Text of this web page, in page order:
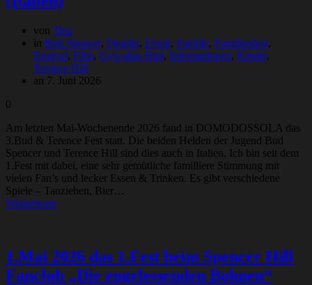
von Tina
in Bud Spencer, Double, Event, Familie, Familienfest,
Festival, Film, Gysi alias Bud, Informationen, Kinder,
Terence Hill
an 7. Juni 2026
0
Am letzten Mai-Wochenende 2026 fand in DOMODOSSOLA das
3.Bud & Terence Fest statt. Die beiden Helden der Jugend Bud
Spencer und Terence Hill sind dies auch in Italien. Ich bin seit dem
1.Fest mit dabei, eine sehr gemütliche familliere Stimmung mit
vielen Fan’s und lecker Essen & Trinken. Es gibt verschiedene
Spiele – Tauziehen, Bier…
Weiterlesen
1.Mai 2026 das 1.Fest beim Spencer Hill
Fanclub „Die engelessenden Bohnen“